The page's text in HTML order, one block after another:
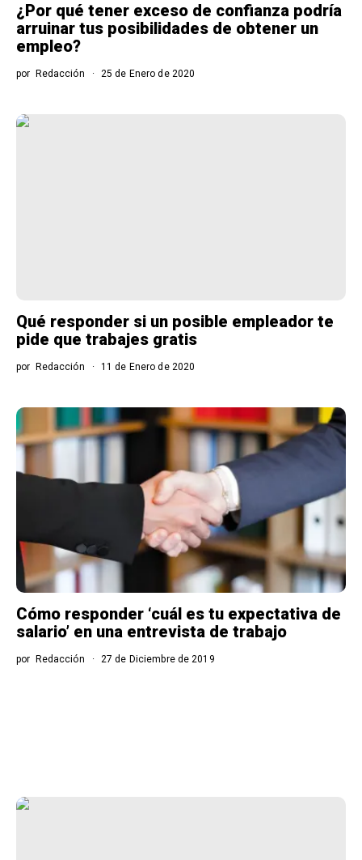
¿Por qué tener exceso de confianza podría
arruinar tus posibilidades de obtener un
empleo?
por Redacción 25 de Enero de 2020
Qué responder si un posible empleador te
pide que trabajes gratis
por Redacción 11 de Enero de 2020
Cómo responder ‘cuál es tu expectativa de
salario’ en una entrevista de trabajo
por Redacción 27 de Diciembre de 2019